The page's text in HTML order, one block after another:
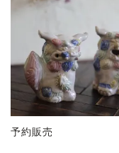
予約販売